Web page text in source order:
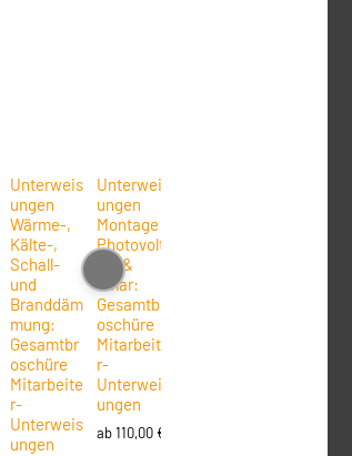
Unterweis
ungen
Wärme-,
Kälte-,
Schall-
und
Branddäm
mung:
Gesamtbr
oschüre
Mitarbeite
r-
Unterweis
ungen
Unterweis
ungen
Montage
Photovolt
aik &
Solar:
Gesamtbr
oschüre
Mitarbeite
r-
Unterweis
ungen
ab110,00 €